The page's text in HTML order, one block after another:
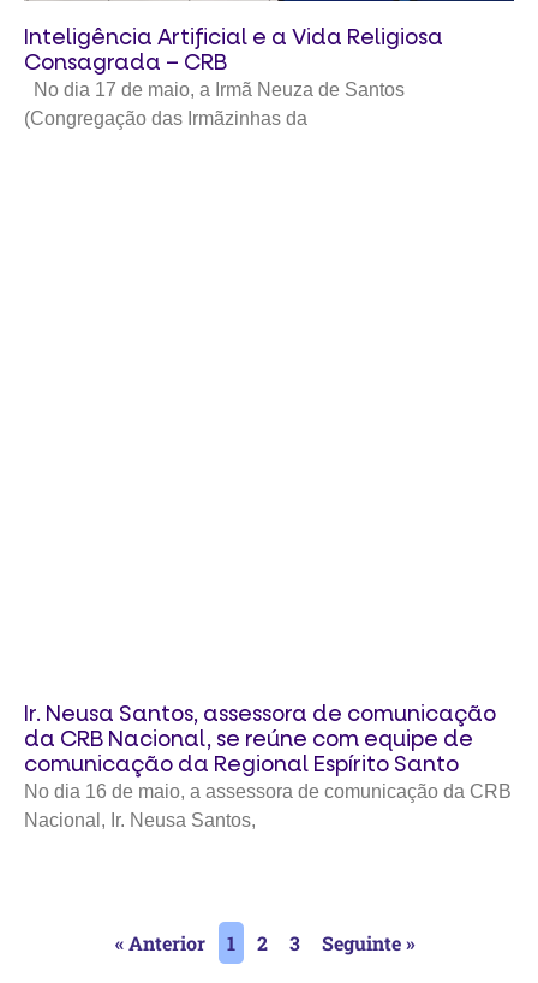
Inteligência Artificial e a Vida Religiosa
Consagrada – CRB
No dia 17 de maio, a Irmã Neuza de Santos
(Congregação das Irmãzinhas da
Ir. Neusa Santos, assessora de comunicação
da CRB Nacional, se reúne com equipe de
comunicação da Regional Espírito Santo
No dia 16 de maio, a assessora de comunicação da CRB
Nacional, Ir. Neusa Santos,
« Anterior 1 2 3 Seguinte »